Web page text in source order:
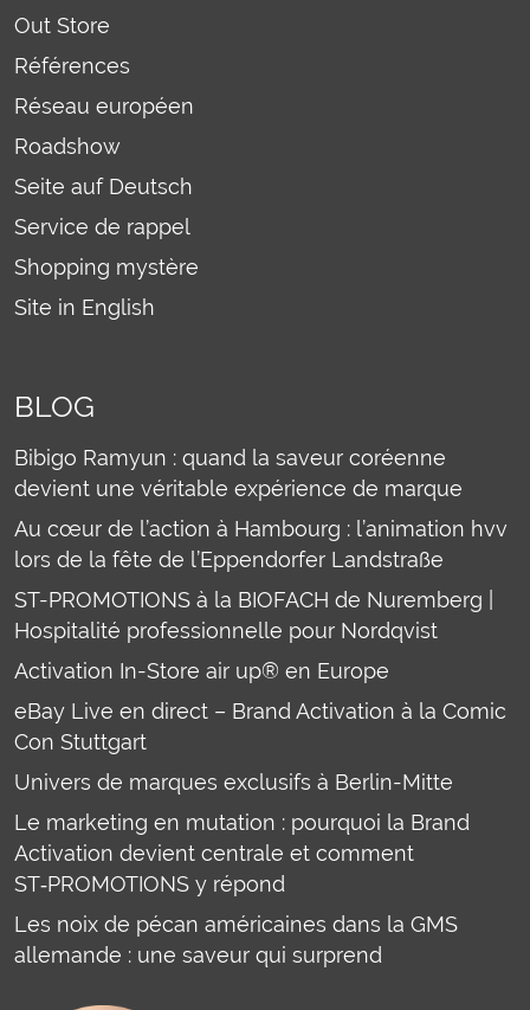
Out Store
Références
Réseau européen
Roadshow
Seite auf Deutsch
Service de rappel
Shopping mystère
Site in English
BLOG
Bibigo Ramyun : quand la saveur coréenne
devient une véritable expérience de marque
Au cœur de l’action à Hambourg : l’animation hvv
lors de la fête de l’Eppendorfer Landstraße
ST-PROMOTIONS à la BIOFACH de Nuremberg |
Hospitalité professionnelle pour Nordqvist
Activation In-Store air up® en Europe
eBay Live en direct – Brand Activation à la Comic
Con Stuttgart
Univers de marques exclusifs à Berlin-Mitte
Le marketing en mutation : pourquoi la Brand
Activation devient centrale et comment
ST‑PROMOTIONS y répond
Les noix de pécan américaines dans la GMS
allemande : une saveur qui surprend